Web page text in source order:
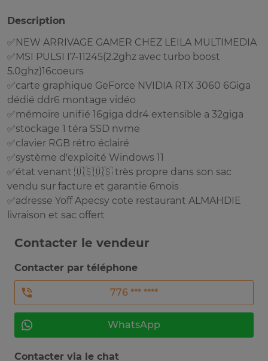
Description
✅NEW ARRIVAGE GAMER CHEZ LEILA MULTIMEDIA
✅MSI PULSI I7-11245(2.2ghz avec turbo boost
5.0ghz)16coeurs
✅carte graphique GeForce NVIDIA RTX 3060 6Giga
dédié ddr6 montage vidéo
✅mémoire unifié 16giga ddr4 extensible a 32giga
✅stockage 1 téra SSD nvme
✅clavier RGB rétro éclairé
✅système d'exploité Windows 11
✅état venant 🇺🇸🇺🇸 très propre dans son sac
vendu sur facture et garantie 6mois
✅adresse Yoff Apecsy cote restaurant ALMAHDIE
livraison et sac offert
Contacter le vendeur
Contacter par téléphone
776 *** ****
WhatsApp
Contacter via le chat